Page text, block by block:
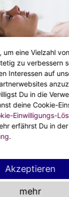
um eine Vielzahl
zu verbessern
Interessen auf
Du in die
deine Cookie-
Einwilligungs-
erfährst Du in der
.
Akzeptieren
mehr